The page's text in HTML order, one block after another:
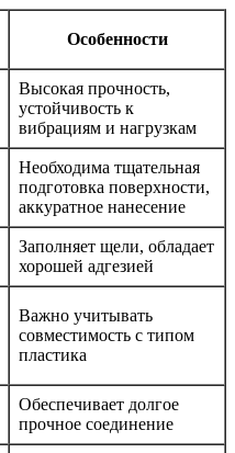
Особенности
Высокая прочность,
устойчивость к
вибрациям и нагрузкам
Необходима тщательная
подготовка поверхности,
аккуратное нанесение
Заполняет щели, обладает
хорошей адгезией
Важно учитывать
совместимость с типом
пластика
Обеспечивает долгое
прочное соединение